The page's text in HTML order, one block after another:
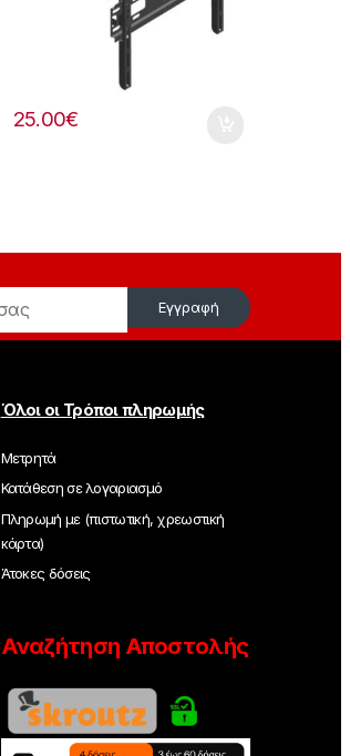
25.00€
Εγγραφή
Όλοι οι Τρόποι πληρωμής
Μετρητά
Κατάθεση σε λογαριασμό
Πληρωμή με (πιστωτική, χρεωστική
κάρτα)
Άτοκες δόσεις
Αναζήτηση Αποστολής